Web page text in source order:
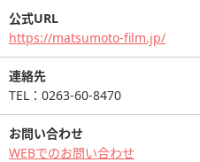
公式URL
https://matsumoto-film.jp/
連絡先
TEL：0263-60-8470
お問い合わせ
WEBでのお問い合わせ